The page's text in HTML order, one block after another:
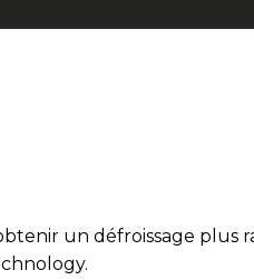
un défroissage plus